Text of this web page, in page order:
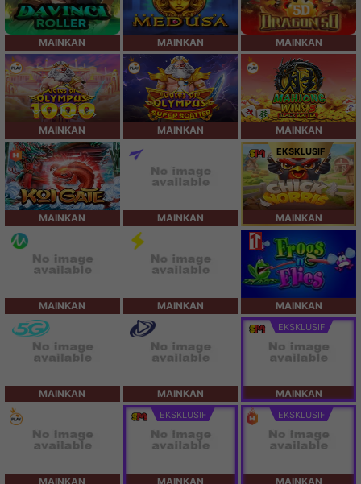
MAINKAN MAINKAN MAINKAN
MAINKAN MAINKAN MAINKAN
MAINKAN MAINKAN
EKSKLUSIF
MAINKAN
MAINKAN MAINKAN MAINKAN
MAINKAN MAINKAN
EKSKLUSIF
MAINKAN
MAINKAN
EKSKLUSIF
MAINKAN
EKSKLUSIF
MAINKAN